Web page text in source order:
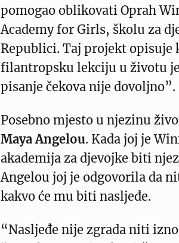
pomogao oblikovati Oprah
Academy for Girls, školu za
Republici. Taj projekt opisuje
filantropsku lekciju u životu
pisanje čekova nije dovoljno”.
Posebno mjesto u njezinu
Maya Angelou. Kada joj je
akademija za djevojke biti
Angelou joj je odgovorila da
kakvo će mu biti nasljeđe.
“Nasljeđe nije zgrada niti